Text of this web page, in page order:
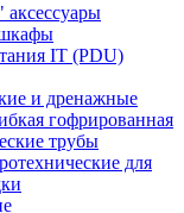
IT (PDU)
и дренажные
гофрированная
трубы
для